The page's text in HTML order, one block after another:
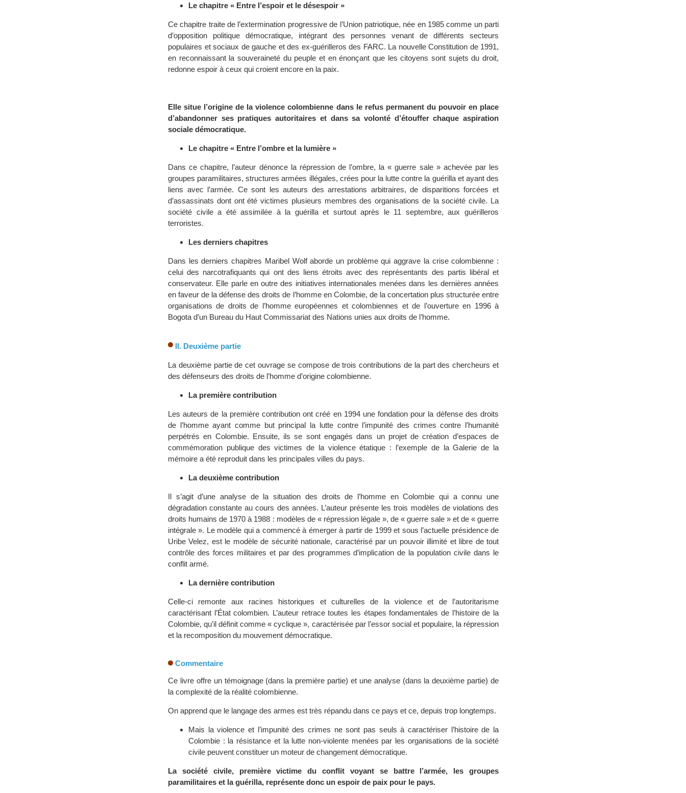
Le chapitre « Entre l’espoir et le désespoir »
Ce chapitre traite de l’extermination progressive de l’Union patriotique, née en 1985 comme un parti
d’opposition politique démocratique, intégrant des personnes venant de différents secteurs
populaires et sociaux de gauche et des ex-guérilleros des FARC. La nouvelle Constitution de 1991,
en reconnaissant la souveraineté du peuple et en énonçant que les citoyens sont sujets du droit,
redonne espoir à ceux qui croient encore en la paix.
Elle situe l’origine de la violence colombienne dans le refus permanent du pouvoir en place
d’abandonner ses pratiques autoritaires et dans sa volonté d’étouffer chaque aspiration
sociale démocratique.
Le chapitre « Entre l’ombre et la lumière »
Dans ce chapitre, l’auteur dénonce la répression de l’ombre, la « guerre sale » achevée par les
groupes paramilitaires, structures armées illégales, crées pour la lutte contre la guérilla et ayant des
liens avec l’armée. Ce sont les auteurs des arrestations arbitraires, de disparitions forcées et
d’assassinats dont ont été victimes plusieurs membres des organisations de la société civile. La
société civile a été assimilée à la guérilla et surtout après le 11 septembre, aux guérilleros
terroristes.
Les derniers chapitres
Dans les derniers chapitres Maribel Wolf aborde un problème qui aggrave la crise colombienne :
celui des narcotrafiquants qui ont des liens étroits avec des représentants des partis libéral et
conservateur. Elle parle en outre des initiatives internationales menées dans les dernières années
en faveur de la défense des droits de l’homme en Colombie, de la concertation plus structurée entre
organisations de droits de l’homme européennes et colombiennes et de l’ouverture en 1996 à
Bogota d’un Bureau du Haut Commissariat des Nations unies aux droits de l’homme.
II. Deuxième partie
La deuxième partie de cet ouvrage se compose de trois contributions de la part des chercheurs et
des défenseurs des droits de l’homme d’origine colombienne.
La première contribution
Les auteurs de la première contribution ont créé en 1994 une fondation pour la défense des droits
de l’homme ayant comme but principal la lutte contre l’impunité des crimes contre l’humanité
perpétrés en Colombie. Ensuite, ils se sont engagés dans un projet de création d’espaces de
commémoration publique des victimes de la violence étatique : l’exemple de la Galerie de la
mémoire a été reproduit dans les principales villes du pays.
La deuxième contribution
Il s’agit d’une analyse de la situation des droits de l’homme en Colombie qui a connu une
dégradation constante au cours des années. L’auteur présente les trois modèles de violations des
droits humains de 1970 à 1988 : modèles de « répression légale », de « guerre sale » et de « guerre
intégrale ». Le modèle qui a commencé à émerger à partir de 1999 et sous l’actuelle présidence de
Uribe Velez, est le modèle de sécurité nationale, caractérisé par un pouvoir illimité et libre de tout
contrôle des forces militaires et par des programmes d’implication de la population civile dans le
conflit armé.
La dernière contribution
Celle-ci remonte aux racines historiques et culturelles de la violence et de l’autoritarisme
caractérisant l’État colombien. L’auteur retrace toutes les étapes fondamentales de l’histoire de la
Colombie, qu’il définit comme « cyclique », caractérisée par l’essor social et populaire, la répression
et la recomposition du mouvement démocratique.
Commentaire
Ce livre offre un témoignage (dans la première partie) et une analyse (dans la deuxième partie) de
la complexité de la réalité colombienne.
On apprend que le langage des armes est très répandu dans ce pays et ce, depuis trop longtemps.
Mais la violence et l’impunité des crimes ne sont pas seuls à caractériser l’histoire de la
Colombie : la résistance et la lutte non-violente menées par les organisations de la société
civile peuvent constituer un moteur de changement démocratique.
La société civile, première victime du conflit voyant se battre l’armée, les groupes
paramilitaires et la guérilla, représente donc un espoir de paix pour le pays.